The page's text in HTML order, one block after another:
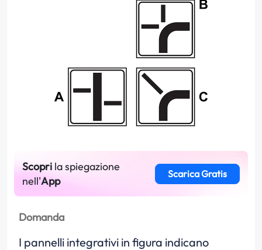
Scopri la spiegazione
nell'App
Scarica Gratis
Domanda
I pannelli integrativi in figura indicano